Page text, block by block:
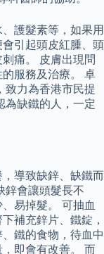
護髮素等，如果用
引起頭皮紅腫、頭
痛。 皮膚出現問
服務及治療。 卓
致力為香港市民提
為缺鐵的人，一定
導致缺鋅、缺鐵而
鋅會讓頭髮長不
易掉髮。 可抽血
補充鋅片、鐵錠，
鐵的食物，待血中
即會有改善。 而